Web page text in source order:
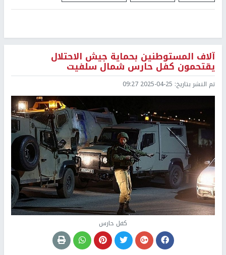
آلاف المستوطنين بحماية جيش الاحتلال
يقتحمون كفل حارس شمال سلفيت
تم النشر بتاريخ: 2025-04-25 09:27
كفل حارس